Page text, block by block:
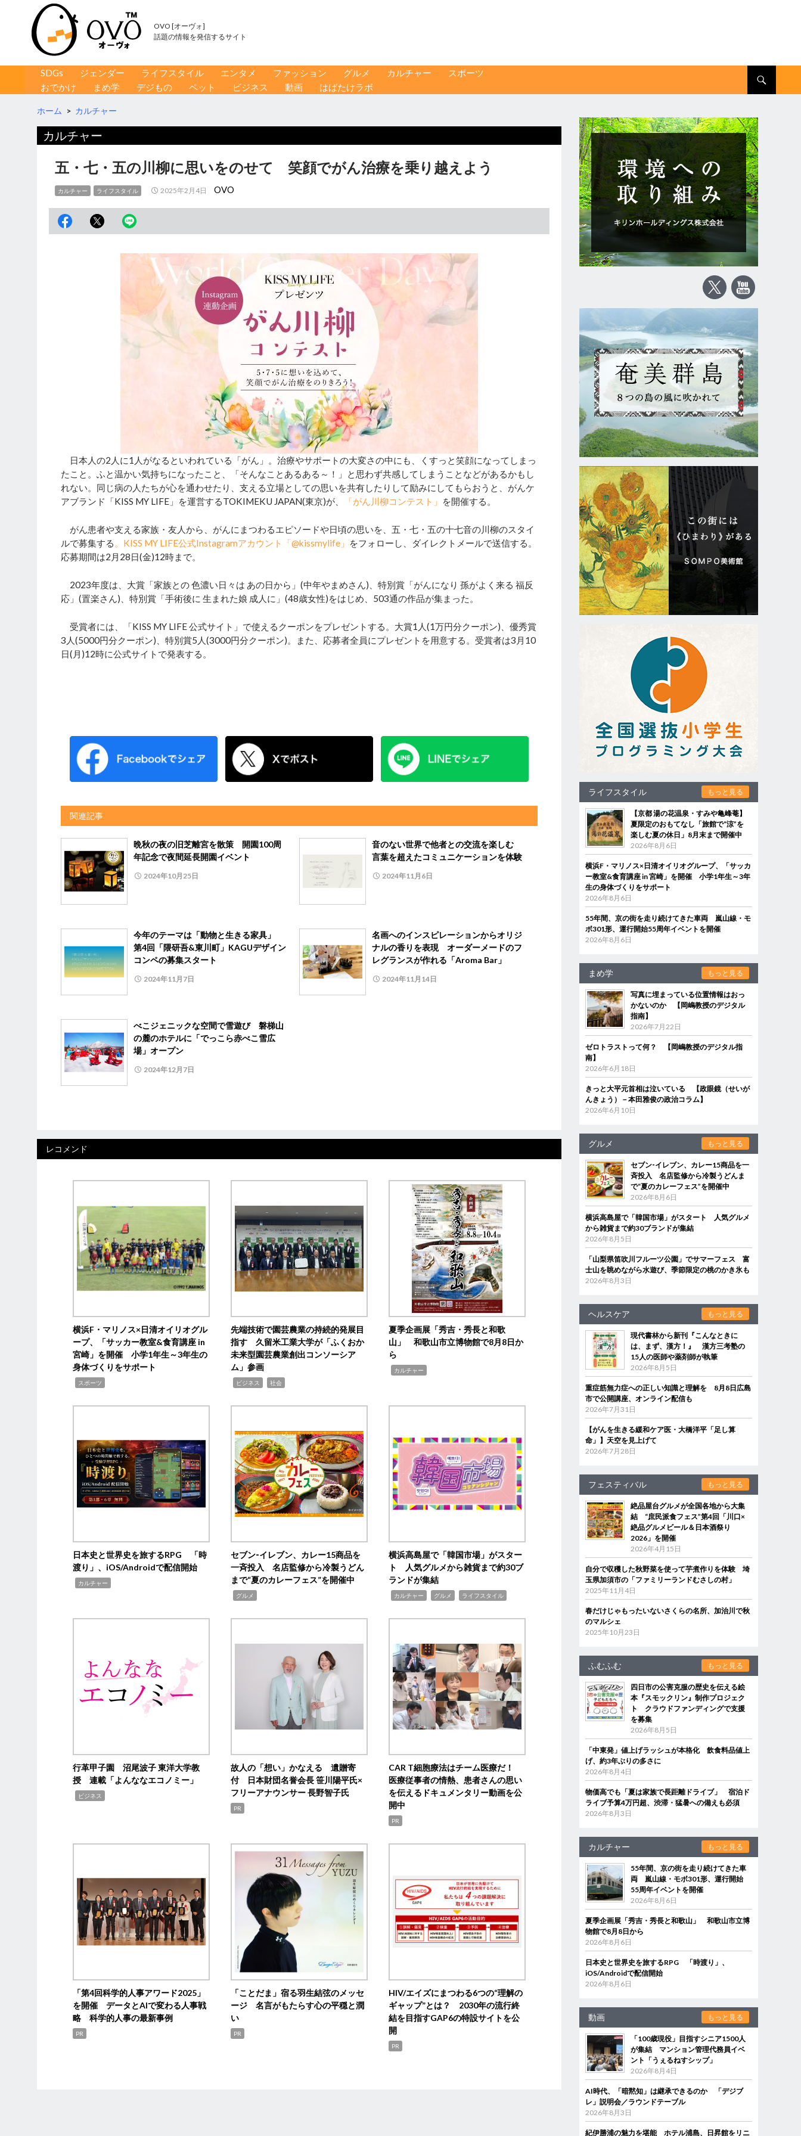
OVO [オーヴォ]
話題の情報を発信するサイト
コンテンツへ移動
SDGs ジェンダー ライフスタイル エンタメ ファッション グルメ カルチャー
スポーツ
おでかけ
まめ学 デジもの ペット ビジネス 動画 はばたけラボ
ホーム > カルチャー
カルチャー
五・七・五の川柳に思いをのせて 笑顔でがん治療を乗り越えよう
カルチャー ライフスタイル 2025年2月4日 OVO
日本人の2人に1人がなるといわれている「がん」。治療やサポートの大変さの中にも、くすっと笑顔になってしまっ
たこと。ふと温かい気持ちになったこと、「そんなことあるある～！」と思わず共感してしまうことなどがあるかもし
れない。同じ病の人たちが心を通わせたり、支える立場としての思いを共有したりして励みにしてもらおうと、がんケ
アブランド「KISS MY LIFE」を運営するTOKIMEKU JAPAN(東京)が、
「がん川柳コンテスト」 を開催する。
がん患者や支える家族・友人から、がんにまつわるエピソードや日頃の思いを、五・七・五の十七音の川柳のスタイ
ルで募集する 。KISS MY LIFE公式Instagramアカウント「@kissmylife」
をフォローし、ダイレクトメールで送信する。
応募期間は2月28日(金)12時まで。
2023年度は、大賞「家族との 色濃い日々は あの日から」(中年やまめさん)、特別賞「がんになり 孫がよく来る 福反
応」(置楽さん)、特別賞「手術後に 生まれた娘 成人に」(48歳女性)をはじめ、503通の作品が集まった。
受賞者には、「KISS MY LIFE 公式サイト」で使えるクーポンをプレゼントする。大賞1人(1万円分クーポン)、優秀賞
3人(5000円分クーポン)、特別賞5人(3000円分クーポン)。また、応募者全員にプレゼントを用意する。受賞者は3月10
日(月)12時に公式サイトで発表する。
関連記事
晩秋の夜の旧芝離宮を散策 開園100周
年記念で夜間延長開園イベント
2024年10月25日
音のない世界で他者との交流を楽しむ
言葉を超えたコミュニケーションを体験
2024年11月6日
今年のテーマは「動物と生きる家具」
第4回「隈研吾&東川町」KAGUデザイン
コンペの募集スタート
2024年11月7日
名画へのインスピレーションからオリジ
ナルの香りを表現 オーダーメードのフ
レグランスが作れる「Aroma Bar」
2024年11月14日
べこジェニックな空間で雪遊び 磐梯山
の麓のホテルに「でっこら赤べこ雪広
場」オープン
2024年12月7日
レコメンド
横浜F・マリノス×日清オイリオグル
ープ、「サッカー教室&食育講座 in
宮崎」を開催 小学1年生～3年生の
身体づくりをサポート
スポーツ
先端技術で園芸農業の持続的発展目
指す 久留米工業大学が「ふくおか
未来型園芸農業創出コンソーシア
ム」参画
ビジネス 社会
夏季企画展「秀吉・秀長と和歌
山」 和歌山市立博物館で8月8日か
ら
カルチャー
日本史と世界史を旅するRPG 「時
渡り」、iOS/Androidで配信開始
カルチャー
セブン‐イレブン、カレー15商品を
一斉投入 名店監修から冷製うどん
まで“夏のカレーフェス”を開催中
グルメ
横浜高島屋で「韓国市場」がスター
ト 人気グルメから雑貨まで約30ブ
ランドが集結
カルチャー グルメ ライフスタイル
行革甲子園 沼尾波子 東洋大学教
授 連載「よんななエコノミー」
ビジネス
故人の「想い」かなえる 遺贈寄
付 日本財団名誉会長 笹川陽平氏×
フリーアナウンサー 長野智子氏
PR
CAR T細胞療法はチーム医療だ！
医療従事者の情熱、患者さんの思い
を伝えるドキュメンタリー動画を公
開中
PR
「第4回科学的人事アワード2025」
を開催 データとAIで変わる人事戦
略 科学的人事の最新事例
PR
「ことだま」宿る羽生結弦のメッセ
ージ 名言がもたらす心の平穏と潤
い
PR
HIV/エイズにまつわる6つの“理解の
ギャップ”とは？ 2030年の流行終
結を目指すGAP6の特設サイトを公
開
PR
ライフスタイル もっと見る
【京都 湯の花温泉・すみや亀峰菴】
夏限定のおもてなし「旅館で“涼”を
楽しむ夏の休日」8月末まで開催中
2026年8月6日
横浜F・マリノス×日清オイリオグループ、「サッカ
ー教室&食育講座 in 宮崎」を開催 小学1年生～3年
生の身体づくりをサポート
2026年8月6日
55年間、京の街を走り続けてきた車両 嵐山線・モ
ボ301形、運行開始55周年イベントを開催
2026年8月6日
まめ学 もっと見る
写真に埋まっている位置情報はおっ
かないのか 【岡嶋教授のデジタル
指南】
2026年7月22日
ゼロトラストって何？ 【岡嶋教授のデジタル指
南】
2026年6月18日
きっと大平元首相は泣いている 【政眼鏡（せいが
んきょう）－本田雅俊の政治コラム】
2026年6月10日
グルメ もっと見る
セブン‐イレブン、カレー15商品を一
斉投入 名店監修から冷製うどんま
で“夏のカレーフェス”を開催中
2026年8月6日
横浜高島屋で「韓国市場」がスタート 人気グルメ
から雑貨まで約30ブランドが集結
2026年8月5日
「山梨県笛吹川フルーツ公園」でサマーフェス 富
士山を眺めながら水遊び、季節限定の桃のかき氷も
2026年8月3日
ヘルスケア もっと見る
現代書林から新刊『こんなときに
は、まず、漢方！』 漢方三考塾の
15人の医師や薬剤師が執筆
2026年8月5日
重症筋無力症への正しい知識と理解を 8月8日広島
市で公開講座、オンライン配信も
2026年7月31日
【がんを生きる緩和ケア医・大橋洋平「足し算
命」】天空を見上げて
2026年7月28日
フェスティバル もっと見る
絶品屋台グルメが全国各地から大集
結 “庶民派食フェス”第4回「川口×
絶品グルメビール＆日本酒祭り
2026」を開催
2026年4月15日
自分で収穫した秋野菜を使って芋煮作りを体験 埼
玉県加須市の「ファミリーランドむさしの村」
2025年11月4日
春だけじゃもったいないさくらの名所、加治川で秋
のマルシェ
2025年10月23日
ふむふむ もっと見る
四日市の公害克服の歴史を伝える絵
本『スモックリン』制作プロジェク
ト クラウドファンディングで支援
を募集
2026年8月5日
「中東発」値上げラッシュが本格化 飲食料品値上
げ、約3年ぶりの多さに
2026年8月4日
物価高でも「夏は家族で長距離ドライブ」 宿泊ド
ライブ予算4万円超、渋滞・猛暑への備えも必須
2026年8月3日
カルチャー もっと見る
55年間、京の街を走り続けてきた車
両 嵐山線・モボ301形、運行開始
55周年イベントを開催
2026年8月6日
夏季企画展「秀吉・秀長と和歌山」 和歌山市立博
物館で8月8日から
2026年8月6日
日本史と世界史を旅するRPG 「時渡り」、
iOS/Androidで配信開始
2026年8月6日
動画 もっと見る
「100歳現役」目指すシニア1500人
が集結 マンション管理代務員イベ
ント「うぇるねすシップ」
2026年8月4日
AI時代、「暗黙知」は継承できるのか 「デジブ
レ」説明会／ラウンドテーブル
2026年8月3日
紀伊勝浦の魅力を堪能 ホテル浦島、日昇館をリニ